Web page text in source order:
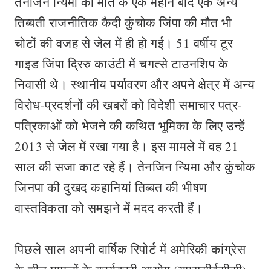
तिब्बती राजनीतिक कैदी कुंचोक जिंपा की मौत भी
चोटों की वजह से जेल में ही हो गई। 51 वर्षीय टूर
गाइड जिंपा द्रिरु काउंटी में चगत्से टाउनशिप के
निवासी थे। स्थानीय पर्यावरण और अपने क्षेत्र में अन्य
विरोध-प्रदर्शनों की खबरों को विदेशी समाचार पत्र-
पत्रिकाओं को भेजने की कथित भूमिका के लिए उन्हें
2013 से जेल में रखा गया है। इस मामले में वह 21
साल की सजा काट रहे हैं। तेनजिन न्यिमा और कुंचोक
जिनपा की दुखद कहानियां तिब्बत की भीषण
वास्तविकता को समझने में मदद करती हैं।
पिछले साल अपनी वार्षिक रिपोर्ट में अमेरिकी कांग्रेस